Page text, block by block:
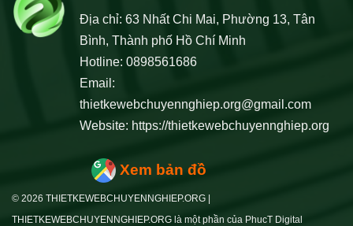
Địa chỉ: 63 Nhất Chi Mai, Phường 13, Tân
Bình, Thành phố Hồ Chí Minh
Hotline: 0898561686
Email:
thietkewebchuyennghiep.org@gmail.com
Website: https://thietkewebchuyennghiep.org
Xem bản đồ
© 2026 THIETKEWEBCHUYENNGHIEP.ORG |
THIETKEWEBCHUYENNGHIEP.ORG là một phần của PhucT Digital